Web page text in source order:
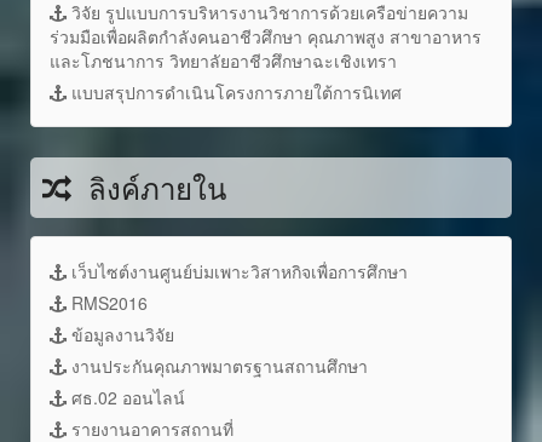
วิจัย รูปแบบการบริหารงานวิชาการด้วยเครือข่ายความ
ร่วมมือเพื่อผลิตกำลังคนอาชีวศึกษา คุณภาพสูง สาขาอาหาร
และโภชนาการ วิทยาลัยอาชีวศึกษาฉะเชิงเทรา
แบบสรุปการดำเนินโครงการภายใต้การนิเทศ
ลิงค์ภายใน
เว็บไซต์งานศูนย์บ่มเพาะวิสาหกิจเพื่อการศึกษา
RMS2016
ข้อมูลงานวิจัย
งานประกันคุณภาพมาตรฐานสถานศึกษา
ศธ.02 ออนไลน์
รายงานอาคารสถานที่